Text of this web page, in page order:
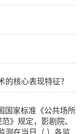
核心表现特征？
国家标准《公共场所
》规定，影剧院、
测在当日（ ）各监